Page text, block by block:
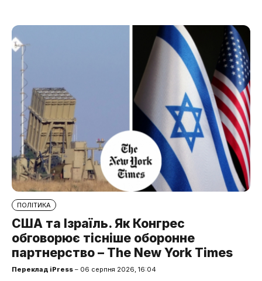
ПОЛІТИКА
США та Ізраїль. Як Конгрес
обговорює тісніше оборонне
партнерство – The New York Times
Переклад iPress – 06 серпня 2026, 16:04